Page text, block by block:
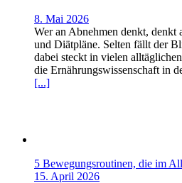
8. Mai 2026
Wer an Abnehmen denkt, denkt
und Diätpläne. Selten fällt der
dabei steckt in vielen
die Ernährungswissenschaft in
[...]
5 Bewegungsroutinen, die im
15. April 2026